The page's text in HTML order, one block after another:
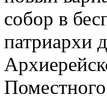
собор в
патриархи